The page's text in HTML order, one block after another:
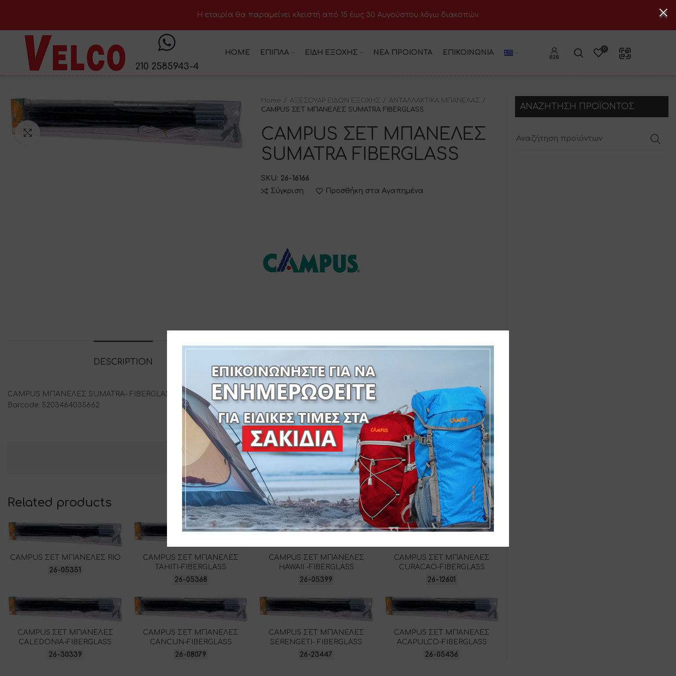
210 2585943-4
HOME ΕΠΙΠΛΑ ΕΙΔΗ ΕΞΟΧΗΣ ΝΕΑ ΠΡΟΙΟΝΤΑ ΕΠΙΚΟΙΝΩΝΊΑ 0
Home ΑΞΕΣΟΥΑΡ ΕΙΔΩΝ ΕΞΟΧΗΣ
ΑΝΤΑΛΛΑΚΤΙΚΑ ΜΠΑΝΕΛΑΣ
CAMPUS ΣΕΤ ΜΠΑΝΕΛΕΣ SUMATRA FIBERGLASS
CAMPUS ΣΕΤ ΜΠΑΝΕΛΕΣ
SUMATRA FIBERGLASS
SKU: 26-16166
Σύγκριση
Προσθήκη στα Αγαπημένα
DESCRIPTION
CAMPUS ΜΠΑΝΕΛΕΣ SUMATRA- FIBERGLASS-ΣΕΤ 2 ΤΕΜΑΧΙΩΝ 11mm-
Barcode: 5203464035662
SKU:26-16166
Related products
CAMPUS ΣΕΤ ΜΠΑΝΕΛΕΣ RIO
26-05351
CAMPUS ΣΕΤ ΜΠΑΝΕΛΕΣ
TAHITI-FIBERGLASS
26-05368
CAMPUS ΣΕΤ ΜΠΑΝΕΛΕΣ
HAWAII -FIBERGLASS
26-05399
CAMPUS ΣΕΤ ΜΠΑΝΕΛΕΣ
CURACAO-FIBERGLASS
26-12601
CAMPUS ΣΕΤ ΜΠΑΝΕΛΕΣ
CALEDONIA-FIBERGLASS
26-30339
CAMPUS ΣΕΤ ΜΠΑΝΕΛΕΣ
CANCUN-FIBERGLASS
26-08079
CAMPUS ΣΕΤ ΜΠΑΝΕΛΕΣ
SERENGETI- FIBERGLASS
26-23447
CAMPUS ΣΕΤ ΜΠΑΝΕΛΕΣ
ACAPULCO-FIBERGLASS
26-05436
ΑΝΑΖΗΤΗΣΗ ΠΡΟΪΟΝΤΟΣ
H εταιρία θα παραμείνει κλειστή από 15 έως 30 Αυγούστου λόγω διακοπών.